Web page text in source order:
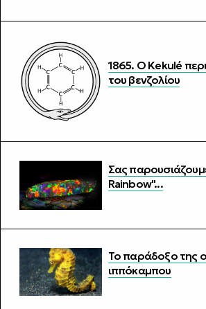
1865. Ο Kekulé
του βενζολίου
Σας
Rainbow"...
Το παράδοξο της
ιππόκαμπου